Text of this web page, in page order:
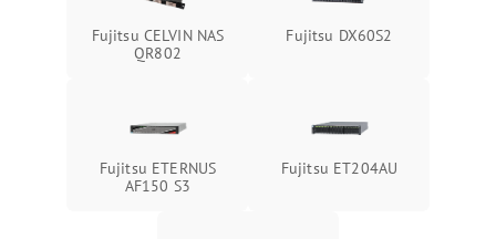
Fujitsu CELVIN NAS
QR802
Fujitsu DX60S2
Fujitsu ETERNUS
AF150 S3
Fujitsu ET204AU